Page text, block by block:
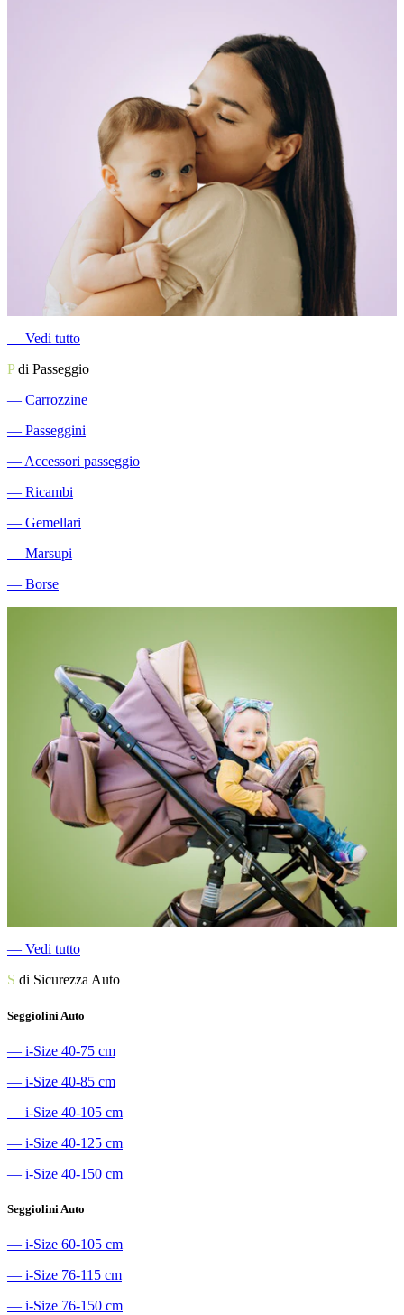
― Vedi tutto
Pdi Passeggio
― Carrozzine
― Passeggini
― Accessori passeggio
― Ricambi
― Gemellari
― Marsupi
― Borse
― Vedi tutto
S di Sicurezza Auto
Seggiolini Auto
― i-Size 40-75 cm
― i-Size 40-85 cm
― i-Size 40-105 cm
― i-Size 40-125 cm
― i-Size 40-150 cm
Seggiolini Auto
― i-Size 60-105 cm
― i-Size 76-115 cm
― i-Size 76-150 cm